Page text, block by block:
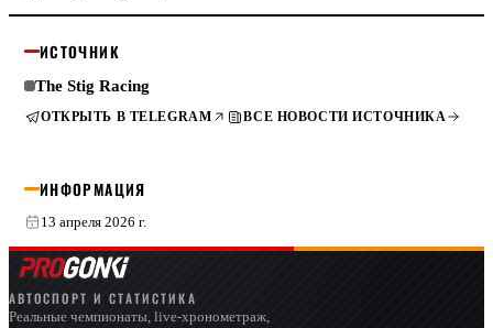
ИСТОЧНИК
The Stig Racing
ОТКРЫТЬ В TELEGRAM ВСЕ НОВОСТИ ИСТОЧНИКА
ИНФОРМАЦИЯ
13 апреля 2026 г.
АВТОСПОРТ И СТАТИСТИКА
Реальные чемпионаты, live-хронометраж,